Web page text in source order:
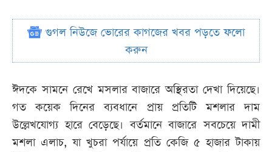
গুগল নিউজে ভোরের কাগজের খবর পড়তে ফলো
করুন
ঈদকে সামনে রেখে মসলার বাজারে অস্থিরতা দেখা দিয়েছে।
গত কয়েক দিনের ব্যবধানে প্রায় প্রতিটি মশলার দাম
উল্লেখযোগ্য হারে বেড়েছে। বর্তমানে বাজারে সবচেয়ে দামী
মশলা এলাচ, যা খুচরা পর্যায়ে প্রতি কেজি ৫ হাজার টাকায়